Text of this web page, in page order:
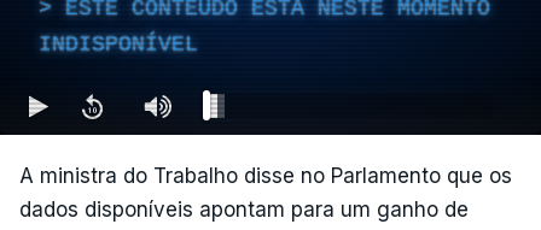
ESTE CONTEÚDO ESTÁ NESTE MOMENTO
INDISPONÍVEL
A ministra do Trabalho disse no Parlamento que os
dados disponíveis apontam para um ganho de